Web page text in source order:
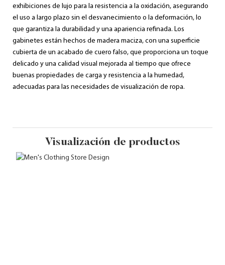
exhibiciones de lujo para la resistencia a la oxidación, asegurando
el uso a largo plazo sin el desvanecimiento o la deformación, lo
que garantiza la durabilidad y una apariencia refinada. Los
gabinetes están hechos de madera maciza, con una superficie
cubierta de un acabado de cuero falso, que proporciona un toque
delicado y una calidad visual mejorada al tiempo que ofrece
buenas propiedades de carga y resistencia a la humedad,
adecuadas para las necesidades de visualización de ropa.
Visualización de productos